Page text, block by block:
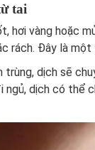
tai
hơi vàng hoặc
rách. Đây là
dịch sẽ
ngủ, dịch có thể